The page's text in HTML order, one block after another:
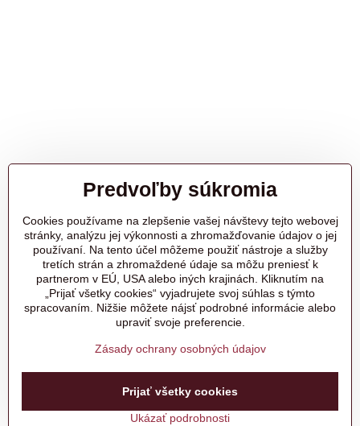
Predvoľby súkromia
Cookies používame na zlepšenie vašej návštevy tejto webovej
stránky, analýzu jej výkonnosti a zhromažďovanie údajov o jej
používaní. Na tento účel môžeme použiť nástroje a služby
tretích strán a zhromaždené údaje sa môžu preniesť k
partnerom v EÚ, USA alebo iných krajinách. Kliknutím na
„Prijať všetky cookies“ vyjadrujete svoj súhlas s týmto
spracovaním. Nižšie môžete nájsť podrobné informácie alebo
upraviť svoje preferencie.
Zásady ochrany osobných údajov
Ukázať podrobnosti
Prijať všetky cookies